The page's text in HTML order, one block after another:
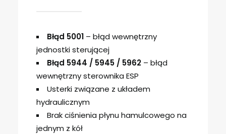
Błąd 5001 – błąd wewnętrzny
jednostki sterującej
Błąd 5944 / 5945 / 5962 – błąd
wewnętrzny sterownika ESP
Usterki związane z układem
hydraulicznym
Brak ciśnienia płynu hamulcowego na
jednym z kół